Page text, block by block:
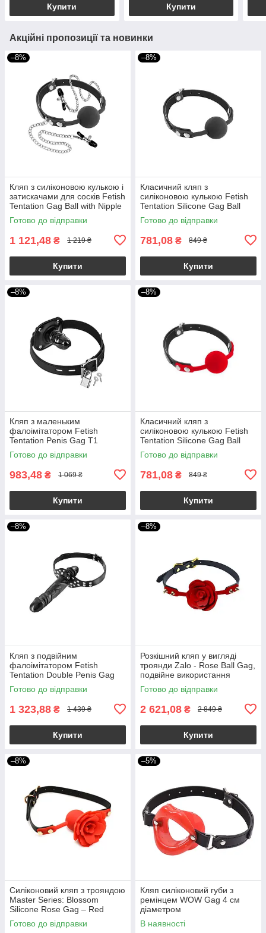
Купити Купити
Акційні пропозиції та новинки
–8%
Кляп з силіконовою кулькою і
затискачами для сосків Fetish
Tentation Gag Ball with Nipple
Clamps
Готово до відправки
1 121,48 ₴ 1 219 ₴
Купити
–8%
Класичний кляп з
силіконовою кулькою Fetish
Tentation Silicone Gag Ball
Готово до відправки
781,08 ₴ 849 ₴
Купити
–8%
Кляп з маленьким
фалоімітатором Fetish
Tentation Penis Gag T1
Готово до відправки
983,48 ₴ 1 069 ₴
Купити
–8%
Класичний кляп з
силіконовою кулькою Fetish
Tentation Silicone Gag Ball
Готово до відправки
781,08 ₴ 849 ₴
Купити
–8%
Кляп з подвійним
фалоімітатором Fetish
Tentation Double Penis Gag
Готово до відправки
1 323,88 ₴ 1 439 ₴
Купити
–8%
Розкішний кляп у вигляді
троянди Zalo - Rose Ball Gag,
подвійне використання
Готово до відправки
2 621,08 ₴ 2 849 ₴
Купити
–8%
Силіконовий кляп з трояндою
Master Series: Blossom
Silicone Rose Gag – Red
Готово до відправки
–5%
Кляп силіконовий губи з
ремінцем WOW Gag 4 см
діаметром
В наявності